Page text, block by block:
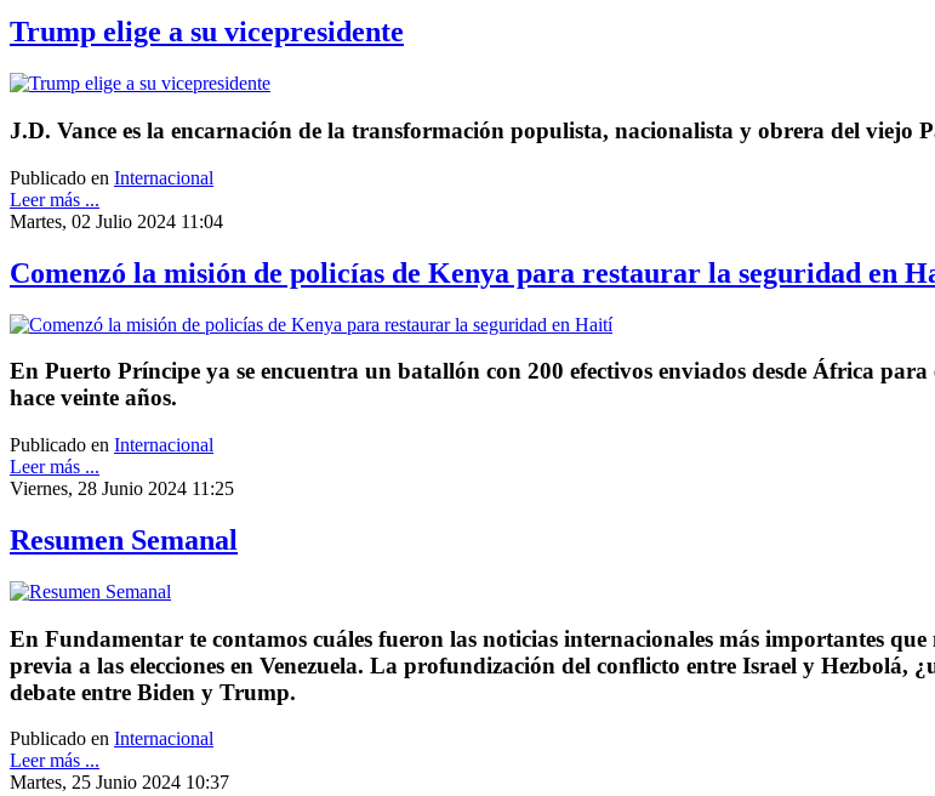
Trump elige a su vicepresidente
J.D. Vance es la encarnación de la transformación populista, nacionalista y obrera del viejo
Publicado en Internacional
Leer más ...
Martes, 02 Julio 2024 11:04
Comenzó la misión de policías de Kenya para restaurar la seguridad en
En Puerto Príncipe ya se encuentra un batallón con 200 efectivos enviados desde África
hace veinte años.
Publicado en Internacional
Leer más ...
Viernes, 28 Junio 2024 11:25
Resumen Semanal
En Fundamentar te contamos cuáles fueron las noticias internacionales más importantes
previa a las elecciones en Venezuela. La profundización del conflicto entre Israel y Hezbolá,
debate entre Biden y Trump.
Publicado en Internacional
Leer más ...
Martes, 25 Junio 2024 10:37